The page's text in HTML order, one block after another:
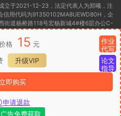
格 15 元
升级VIP
立即购买
申请退款
告免费获取
立于2021-12-23，法定代表人为郑曦，注
信用代码为91350102MA8UEWD80H，企
街道杨桥路118号宏杨新城4#楼6层办公C-
，经营范围包含:一般项目:信息技术咨询
业执照依法自主开展经营活动)许可项目:
项目，经相关部门批准后方可开展经营活
件或许可证件为准)。福州正晓曦信息技术
(在营，开业、在册)。
20220416
作业
代写
论文
指导